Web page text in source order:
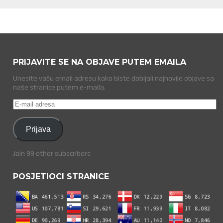
PRIJAVITE SE NA OBJAVE PUTEM EMAILA
Unesite vašu email adresu kako biste dobijali najnovije objave sa
naše stranice putem e-maila.
E-
mail
adresa
Prijava
Join 99 other subscribers
POSJETIOCI STRANICE